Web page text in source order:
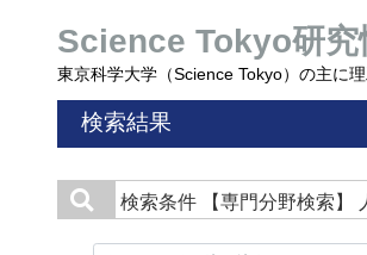
Science Tokyo研究
東京科学大学（Science Tokyo）の主に
検索結果
検索条件 【専門分野検索】